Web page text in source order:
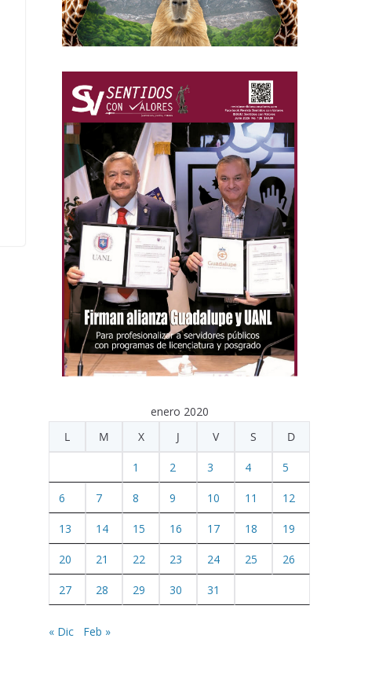
enero 2020
L
M X J V S D
1 2 3 4 5
6 7 8 9 10 11 12
13 14 15 16 17 18 19
20 21 22 23 24 25 26
27 28 29 30 31
« Dic Feb »